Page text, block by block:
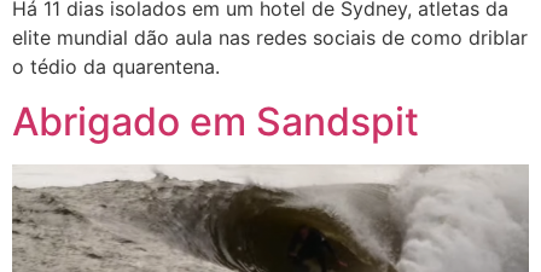
Há 11 dias isolados em um hotel de Sydney, atletas da
elite mundial dão aula nas redes sociais de como driblar
o tédio da quarentena.
Abrigado em Sandspit